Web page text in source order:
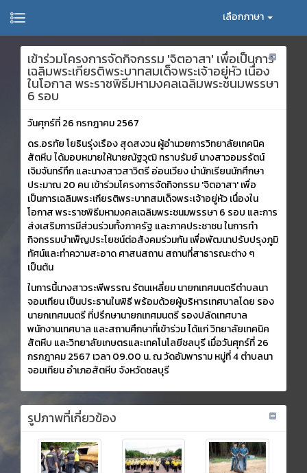
เลือกภาษา
เข้าร่วมโครงการจัดกิจกรรม 'จิตอาสา' เพื่อเป็นการ
เฉลิมพระเกียรติพระบาทสมเด็จพระเจ้าอยู่หัว เนื่อง
ในโอกาส พระราชพิธีมหามงคลเฉลิมพระชนมพรรษา
6 รอบ
วันศุกร์ที่ 26 กรกฎาคม 2567
ดร.อรทัย โยธินรุ่งเรือง สุดสงวน ผู้อำนวยการวิทยาลัยเทคนิค
สัตหีบ ได้มอบหมายให้นายณัฐวุฒิ ทราบรัมย์ นางสาวอมรรัตน์
เจิมจันทร์ทึก และนางสาวสาวิตรี อ่อนเวียง นำนักเรียนนักศึกษา
ประมาณ 20 คน เข้าร่วมโครงการจัดกิจกรรม 'จิตอาสา' เพื่อ
เป็นการเฉลิมพระเกียรติพระบาทสมเด็จพระเจ้าอยู่หัว เนื่องใน
โอกาส พระราชพิธีมหามงคลเฉลิมพระชนมพรรษา 6 รอบ และการ
ส่งเสริมการมีส่วนร่วมทั้งภาครัฐ และภาคประชาชน ในการทำ
กิจกรรมบำเพ็ญประโยชน์ต่อสังคมร่วมกัน เพื่อพัฒนาปรับปรุงภูมิ
ทัศน์และทำความสะอาด ศาสนสถาน สถานที่สาธารณะต่าง ๆ
เป็นต้น
ในการนี้นางสาวระพีพรรณ รัตนเหลี่ยม นายกเทศมนตรีตำบลนา
จอมเทียน เป็นประธานในพิธี พร้อมด้วยผู้บริหารเทศบาลโดย รอง
นายกเทศมนตรี ที่ปรึกษานายกเทศมนตรี รองปลัดเทศบาล
พนักงานเทศบาล และสถานศึกษาที่เข้าร่วม ได้แก่ วิทยาลัยเทคนิค
สัตหีบ และวิทยาลัยเกษตรและเทคโนโลยีชลบุรี เมื่อวันศุกร์ที่ 26
กรกฎาคม 2567 เวลา 09.00 น. ณ วัดอัมพาราม หมู่ที่ 4 ตำบลนา
จอมเทียน อำเภอสัตหีบ จังหวัดชลบุรี
รูปภาพที่เกี่ยวข้อง